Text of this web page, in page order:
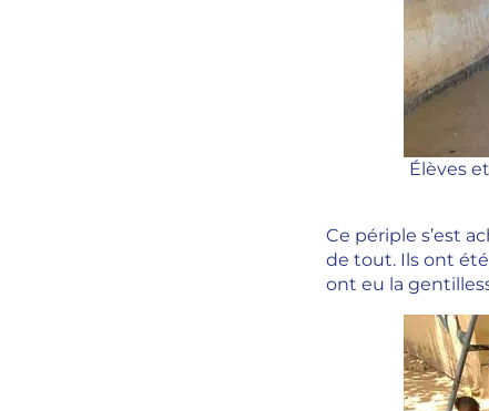
Élèves
Ce périple s’est
de tout. Ils ont
ont eu la